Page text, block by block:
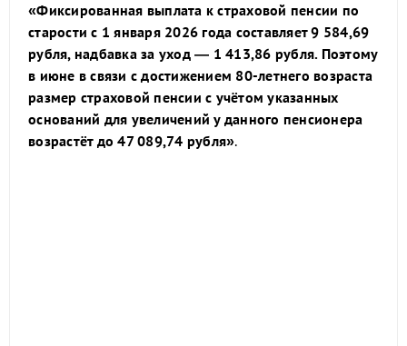
«Фиксированная выплата к страховой пенсии по
старости с 1 января 2026 года составляет 9 584,69
рубля, надбавка за уход — 1 413,86 рубля. Поэтому
в июне в связи с достижением 80-летнего возраста
размер страховой пенсии с учётом указанных
оснований для увеличений у данного пенсионера
возрастёт до 47 089,74 рубля».